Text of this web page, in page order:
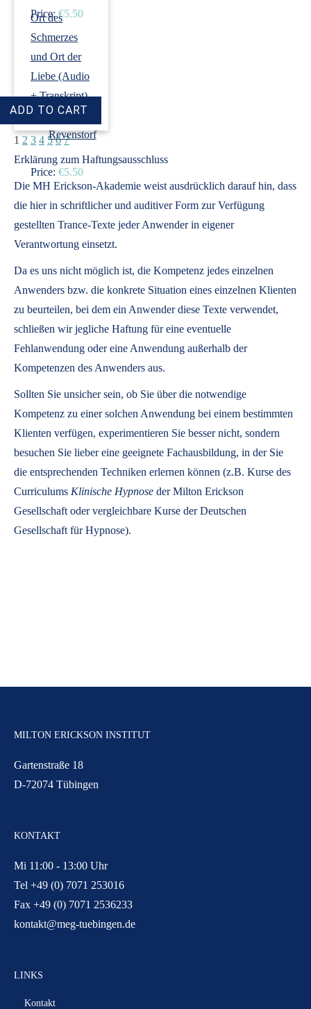
Price: €5.50
Ort des
Schmerzes
und Ort der
Liebe (Audio
+ Transkript)
›Dirk
Revenstorf
Price: €5.50
1 2 3 4 5 6 7
Erklärung zum Haftungsausschluss
Die MH Erickson-Akademie weist ausdrücklich darauf hin, dass
die hier in schriftlicher und auditiver Form zur Verfügung
gestellten Trance-Texte jeder Anwender in eigener
Verantwortung einsetzt.
Da es uns nicht möglich ist, die Kompetenz jedes einzelnen
Anwenders bzw. die konkrete Situation eines einzelnen Klienten
zu beurteilen, bei dem ein Anwender diese Texte verwendet,
schließen wir jegliche Haftung für eine eventuelle
Fehlanwendung oder eine Anwendung außerhalb der
Kompetenzen des Anwenders aus.
Sollten Sie unsicher sein, ob Sie über die notwendige
Kompetenz zu einer solchen Anwendung bei einem bestimmten
Klienten verfügen, experimentieren Sie besser nicht, sondern
besuchen Sie lieber eine geeignete Fachausbildung, in der Sie
die entsprechenden Techniken erlernen können (z.B. Kurse des
Curriculums Klinische Hypnose der Milton Erickson
Gesellschaft oder vergleichbare Kurse der Deutschen
Gesellschaft für Hypnose).
MILTON ERICKSON INSTITUT
Gartenstraße 18
D-72074 Tübingen
KONTAKT
Mi 11:00 - 13:00 Uhr
Tel +49 (0) 7071 253016
Fax +49 (0) 7071 2536233
kontakt@meg-tuebingen.de
LINKS
Kontakt